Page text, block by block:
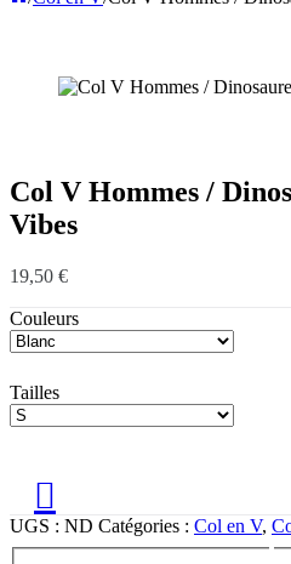
Col V Hommes /
Vibes
19,50 €
Couleurs
Tailles
UGS : ND Catégories : Col en V,